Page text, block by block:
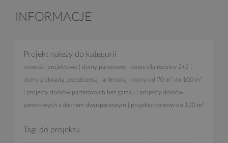
INFORMACJE
Projekt należy do kategorii
nowości projektowe domy parterowe domy dla rodziny 2+2
domy z otwartą przestrzenią i antresolą domy od 70 m² do 100 m²
projekty domów parterowych bez garażu projekty domów
parterowych z dachem dwuspadowym projekty domów do 120 m²
Tagi do projektu